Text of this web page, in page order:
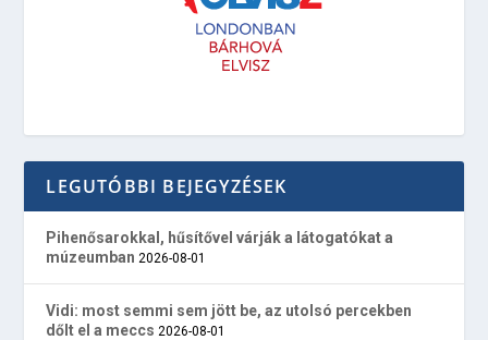
LEGUTÓBBI BEJEGYZÉSEK
Pihenősarokkal, hűsítővel várják a látogatókat a
múzeumban 2026-08-01
Vidi: most semmi sem jött be, az utolsó percekben
dőlt el a meccs 2026-08-01